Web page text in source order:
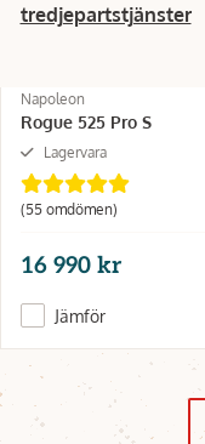
tredjepartstjänster
Napoleon
Rogue 525 Pro S
Lagervara
(55 omdömen)
16 990 kr
Jämför